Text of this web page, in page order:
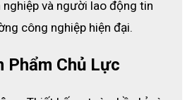
đang chạy xe máy.
khá nhẹ nhưng với chất liệu vải
sưởi ấm cơ thể khi di chuyển trực tiếp
dài, bên cạnh đó còn có thể xếp gọn
và người lao động tin
công nghiệp hiện đại.
Phẩm Chủ Lực